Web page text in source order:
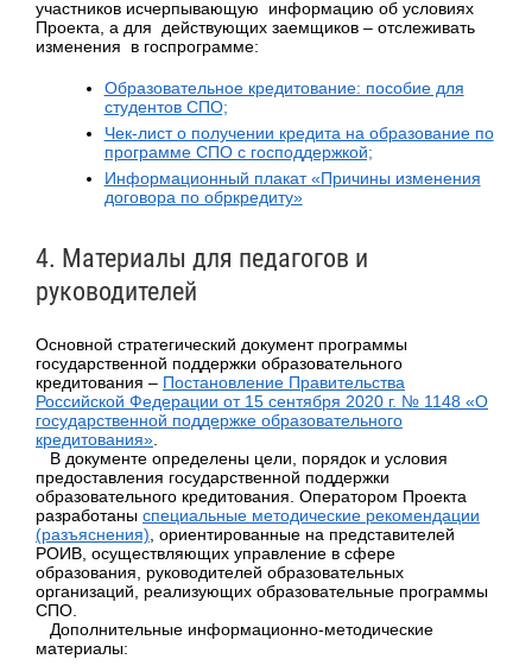
участников исчерпывающую информацию об условиях
Проекта, а для действующих заемщиков – отслеживать
изменения в госпрограмме:
Образовательное кредитование: пособие для
студентов СПО;
Чек-лист о получении кредита на образование по
программе СПО с господдержкой;
Информационный плакат «Причины изменения
договора по обркредиту»
4. Материалы для педагогов и
руководителей
Основной стратегический документ программы
государственной поддержки образовательного
кредитования – Постановление Правительства
Российской Федерации от 15 сентября 2020 г. № 1148 «О
государственной поддержке образовательного
кредитования»
В документе определены цели, порядок и условия
предоставления государственной поддержки
образовательного кредитования. Оператором Проекта
разработаны специальные методические рекомендации
(разъяснения) , ориентированные на представителей
РОИВ, осуществляющих управление в сфере
образования, руководителей образовательных
организаций, реализующих образовательные программы
СПО.
Дополнительные информационно-методические
материалы: